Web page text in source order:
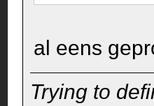
al eens
Trying to